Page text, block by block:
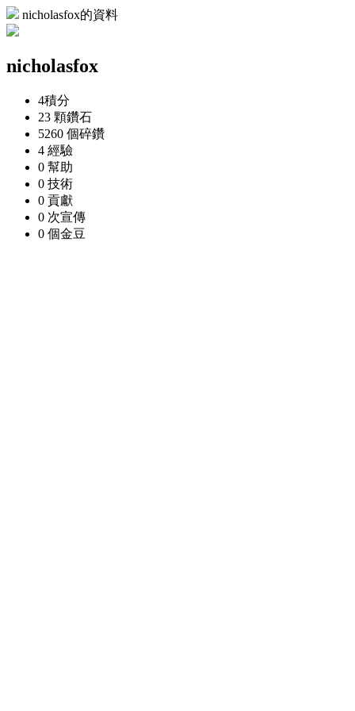
nicholasfox的資料
nicholasfox
4積分
23 顆鑽石
5260 個碎鑽
4 經驗
0 幫助
0 技術
0 貢獻
0 次宣傳
0 個金豆